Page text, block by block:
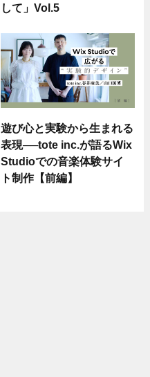
して」Vol.5
遊び心と実験から生まれる
表現──tote inc.が語るWix
Studioでの音楽体験サイ
ト制作【前編】